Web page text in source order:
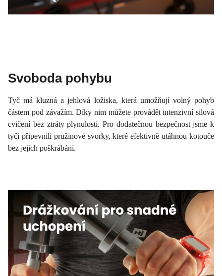
Svoboda pohybu
Tyč má kluzná a jehlová ložiska, která umožňují volný pohyb
částem pod závažím. Díky nim můžete provádět intenzivní silová
cvičení bez ztráty plynulosti. Pro dodatečnou bezpečnost jsme k
tyči připevnili pružinové svorky, které efektivně utáhnou kotouče
bez jejich poškrábání.